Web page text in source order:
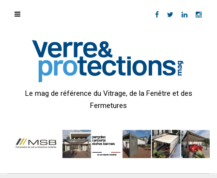
Le mag de référence du Vitrage, de la Fenêtre et des
Fermetures